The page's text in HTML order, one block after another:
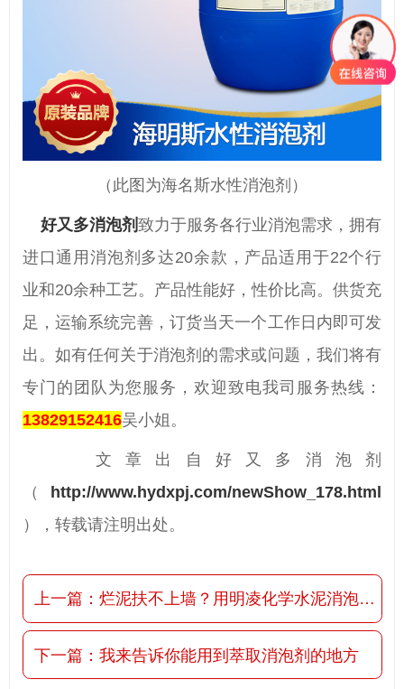
（此图为海名斯水性消泡剂）
好又多消泡剂致力于服务各行业消泡需求，拥有
进口通用消泡剂多达20余款，产品适用于22个行
业和20余种工艺。产品性能好，性价比高。供货充
足，运输系统完善，订货当天一个工作日内即可发
出。如有任何关于消泡剂的需求或问题，我们将有
专门的团队为您服务，欢迎致电我司服务热线：
13829152416吴小姐。
文章出自好又多消泡剂
（
http://www.hydxpj.com/newShow_178.html
），转载请注明出处。
上一篇： 烂泥扶不上墙？用明凌化学水泥消泡剂啊
下一篇： 我来告诉你能用到萃取消泡剂的地方